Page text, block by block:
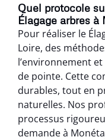
Quel protocole
Élagage arbres
Pour réaliser le
Loire, des
l’environnement
de pointe. Cette
durables, tout en
naturelles. Nos
processus
demande à